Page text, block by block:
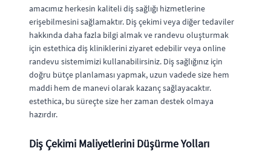
amacımız herkesin kaliteli diş sağlığı hizmetlerine
erişebilmesini sağlamaktır. Diş çekimi veya diğer tedaviler
hakkında daha fazla bilgi almak ve randevu oluşturmak
için estethica diş kliniklerini ziyaret edebilir veya online
randevu sistemimizi kullanabilirsiniz. Diş sağlığınız için
doğru bütçe planlaması yapmak, uzun vadede size hem
maddi hem de manevi olarak kazanç sağlayacaktır.
estethica, bu süreçte size her zaman destek olmaya
hazırdır.
Diş Çekimi Maliyetlerini Düşürme Yolları